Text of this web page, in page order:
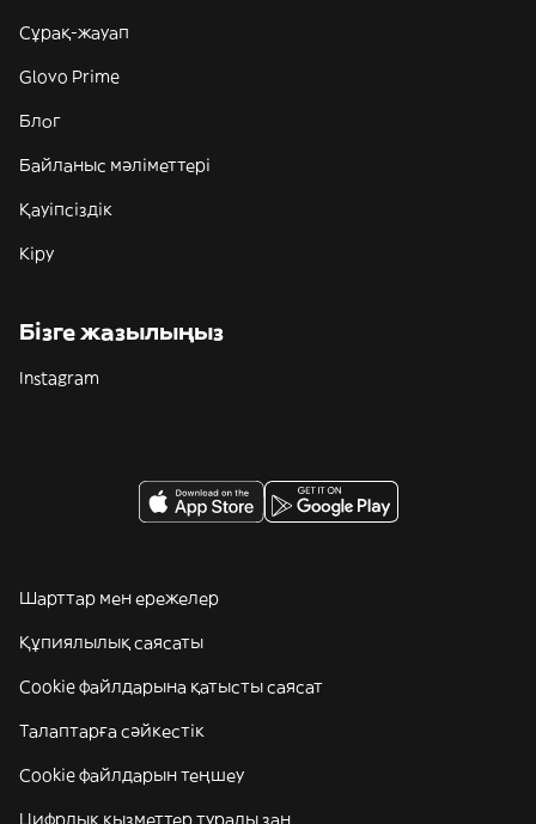
Сұрақ-жауап
Glovo Prime
Блог
Байланыс мәліметтері
Қауіпсіздік
Кіру
Бізге жазылыңыз
Instagram
Шарттар мен ережелер
Құпиялылық саясаты
Cookie файлдарына қатысты саясат
Талаптарға сәйкестік
Cookie файлдарын теңшеу
Цифрлық қызметтер туралы заң